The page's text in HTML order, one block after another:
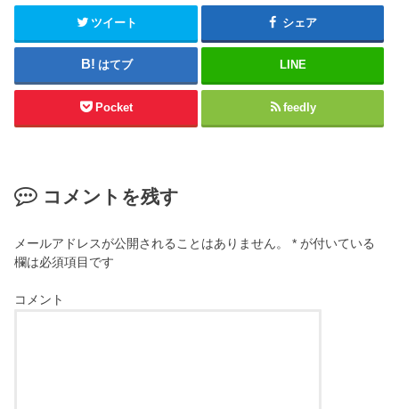
ツイート シェア
はてブ LINE
Pocket feedly
コメントを残す
メールアドレスが公開されることはありません。 * が付いている
欄は必須項目です
コメント